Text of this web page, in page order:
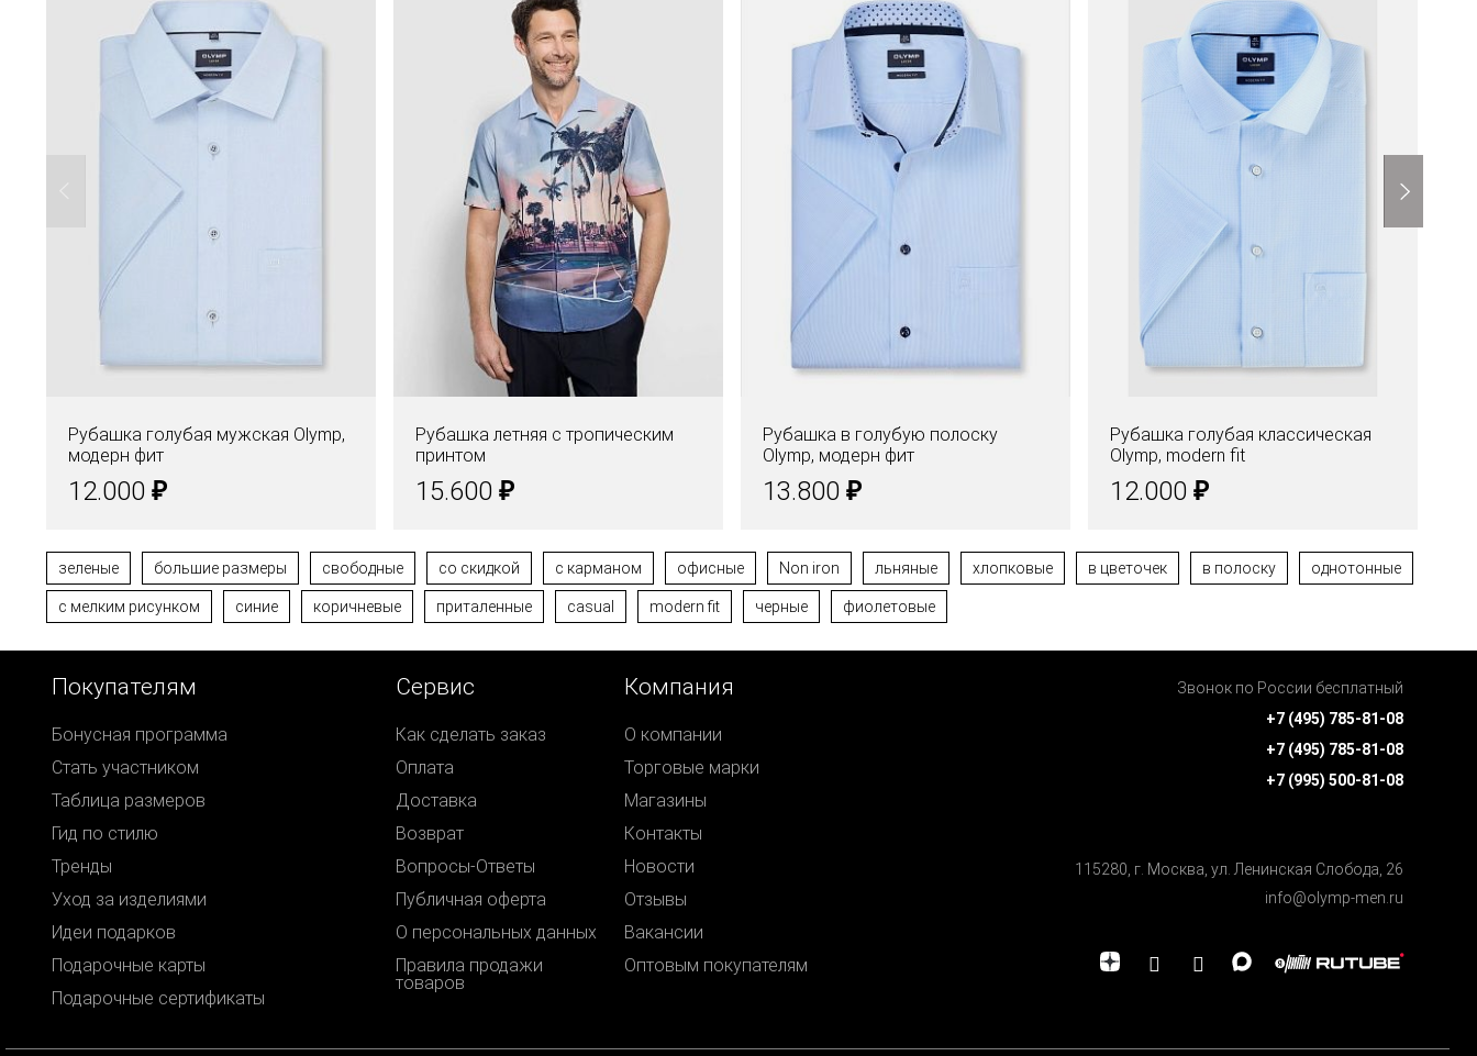
Рубашка голубая мужская Olymp,
модерн фит
12.000 ₽
Рубашка летняя с тропическим
принтом
15.600 ₽
Рубашка в голубую полоску
Olymp, модерн фит
13.800 ₽
Рубашка голубая классическая
Olymp, modern fit
12.000 ₽
зеленые большие размеры свободные со скидкой с карманом офисные Non iron льняные хлопковые в цветочек в полоску однотонные
с мелким рисунком синие коричневые приталенные casual modern fit черные фиолетовые
Покупателям
Бонусная программа
Стать участником
Таблица размеров
Гид по стилю
Тренды
Уход за изделиями
Идеи подарков
Подарочные карты
Подарочные сертификаты
Сервис
Как сделать заказ
Оплата
Доставка
Возврат
Вопросы-Ответы
Публичная оферта
О персональных данных
Правила продажи
товаров
Компания
О компании
Торговые марки
Магазины
Контакты
Новости
Отзывы
Вакансии
Оптовым покупателям
Звонок по России бесплатный
+7 (495) 785-81-08
+7 (495) 785-81-08
+7 (995) 500-81-08
115280, г. Москва, ул. Ленинская Cлобода, 26
info@olymp-men.ru